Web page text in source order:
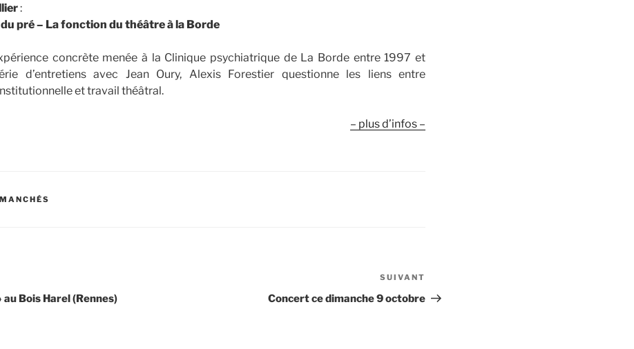
:
pré – La fonction du théâtre à la Borde
concrète menée à la Clinique psychiatrique de La Borde entre 1997 et
d’entretiens avec Jean Oury, Alexis Forestier questionne les liens entre
et travail théâtral.
– plus d’infos –
au Bois Harel (Rennes)
suivant
SUIVANT
Concert ce dimanche 9 octobre